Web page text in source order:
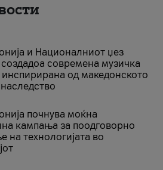
и Националниот џез
современа музичка
инспирирана од македонското
почнува моќна
кампања за поодговорно
на технологијата во